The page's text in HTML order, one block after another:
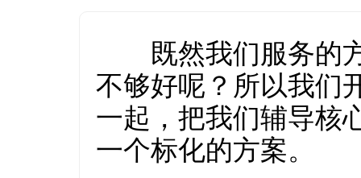
既然我们服务的方
不够好呢？所以我们
一起，把我们辅导核
一个标化的方案。